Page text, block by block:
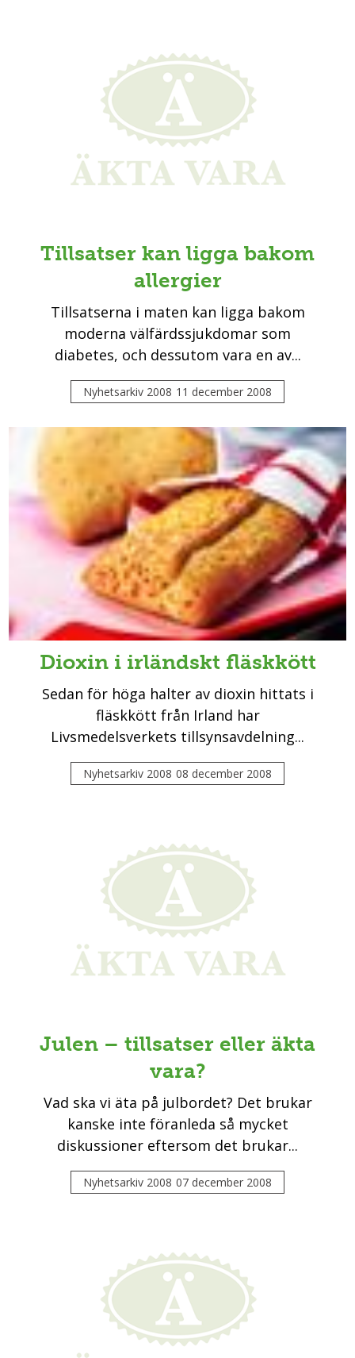
Tillsatser kan ligga bakom
allergier
Tillsatserna i maten kan ligga bakom
moderna välfärdssjukdomar som
diabetes, och dessutom vara en av...
Nyhetsarkiv 2008 11 december 2008
Dioxin i irländskt fläskkött
Sedan för höga halter av dioxin hittats i
fläskkött från Irland har
Livsmedelsverkets tillsynsavdelning...
Nyhetsarkiv 2008 08 december 2008
Julen – tillsatser eller äkta
vara?
Vad ska vi äta på julbordet? Det brukar
kanske inte föranleda så mycket
diskussioner eftersom det brukar...
Nyhetsarkiv 2008 07 december 2008